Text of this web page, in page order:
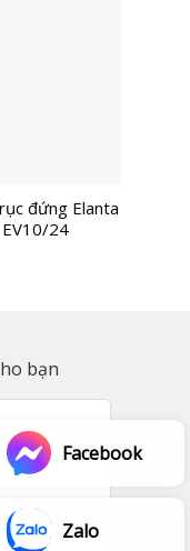
đứng Elanta
EV10/24
bạn
Facebook
Zalo